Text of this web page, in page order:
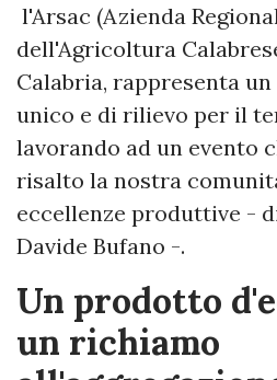
l'Arsac (Azienda
dell'Agricoltura
Calabria, rappresenta
unico e di rilievo per il
lavorando ad un evento
risalto la nostra
eccellenze produttive -
Davide Bufano -.
Un prodotto
un richiamo